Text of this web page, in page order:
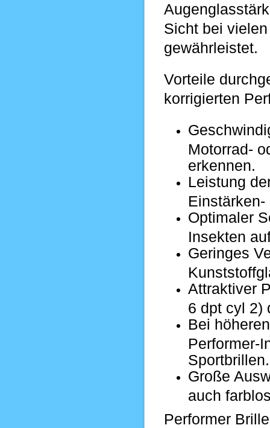
Sicht bei
gewährleistet.
Vorteile
korrigierten
Motorrad-
erkennen.
Leistung
Optimaler
Insekten
Geringes
Attraktiver
6 dpt cyl 2)
Bei
Performer-
Sportbrillen.
Große
auch
Performer